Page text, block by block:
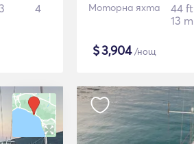
4 Моторна яхта
44 ft
13 m
$3,904/нощ